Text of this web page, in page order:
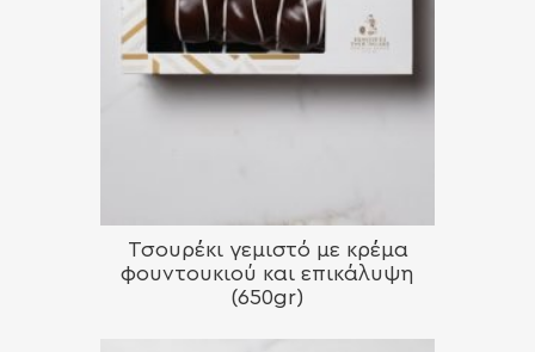
Τσουρέκι γεμιστό με κρέμα
φουντουκιού και επικάλυψη
(650gr)